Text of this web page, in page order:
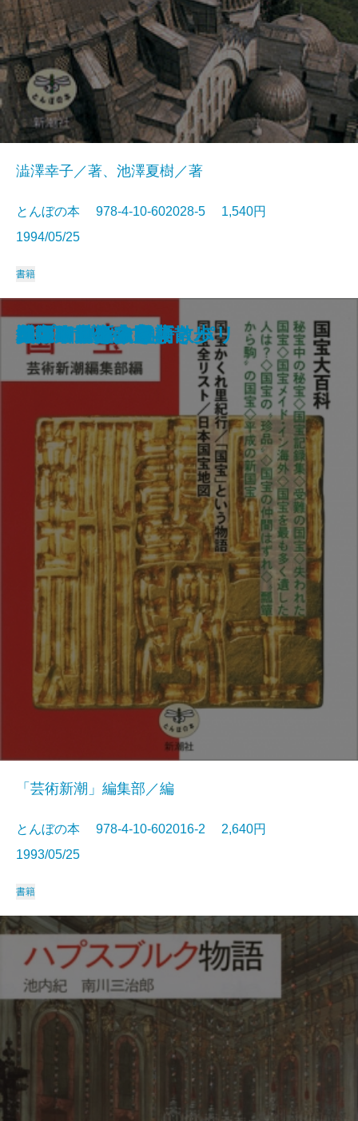
やさしく極める“書聖”王羲之
世紀末美術の楽しみ方
佐伯祐三のパリ
日本の神々
写真で見る京都今昔
やきもの鑑賞入門
密教入門
桂離宮
ヴェネツィア案内
イスタンブール歴史散歩
澁澤幸子／著、池澤夏樹／著
とんぼの本 978-4-10-602028-5 1,540円
1994/05/25
書籍
国宝
「芸術新潮」編集部／編
とんぼの本 978-4-10-602016-2 2,640円
1993/05/25
書籍
ハプスブルク物語
入江泰吉の奈良
沖縄いろいろ事典
フィレンツェ美術散歩
奥の細道を歩く
近江路散歩
インド神話入門
仏像の見分け方
ユトリロと古きよきパリ